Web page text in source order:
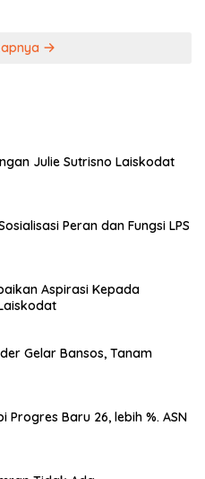
Julie Sutrisno Laiskodat
Peran dan Fungsi LPS
Aspirasi Kepada
26, lebih %. ASN